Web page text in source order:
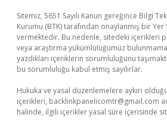
Sitemiz, 5651 Sayılı Kanun gereğince Bilgi
Kurumu (BTK) tarafından onaylanmış bir Yer
vermektedir. Bu nedenle, sitedeki içerikleri
veya araştırma yükümlülüğümüz
yazdıkları içeriklerin sorumluluğunu
bu sorumluluğu kabul etmiş sayılırlar.
Hukuka ve yasal düzenlemelere aykırı
içerikleri, backlinkpanelicomtr@gmail.com
halinde, ilgili içerikler yasal süre içerisinde